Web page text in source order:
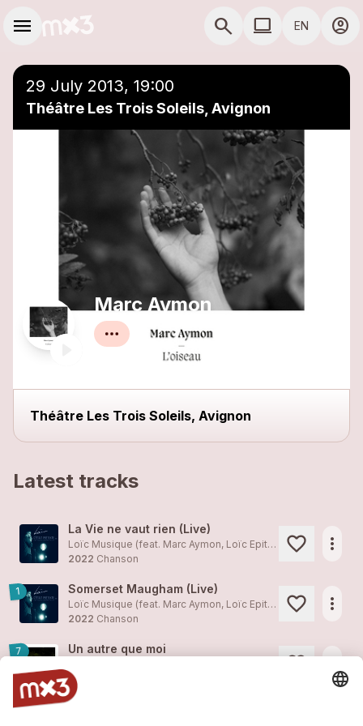
menu search COMPUTER USE
computer EN account_circle
29 July 2013, 19:00
Théâtre Les Trois Soleils, Avignon
Marc Aymon
Théâtre Les Trois Soleils, Avignon
Latest tracks
La Vie ne vaut rien (Live)
Loïc Musique (feat. Marc Aymon, Loïc Epitaux-Fallot, Samantha Granger, Jérémie Kisling)
2022 Chanson
more_horiz
1 Somerset Maugham (Live)
Loïc Musique (feat. Marc Aymon, Loïc Epitaux-Fallot, Jérémie Kisling)
2022 Chanson
more_horiz
7 Un autre que moi
2021
5
Add to a playlist close